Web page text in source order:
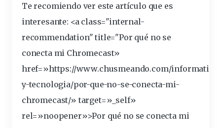
Te recomiendo ver este artículo que es
interesante: <a class="internal-
recommendation" title="Por qué no se
conecta mi Chromecast»
href=»https://www.chusmeando.com/informatica-
y-tecnologia/por-que-no-se-conecta-mi-
chromecast/» target=»_self»
rel=»noopener»>Por qué no se conecta mi